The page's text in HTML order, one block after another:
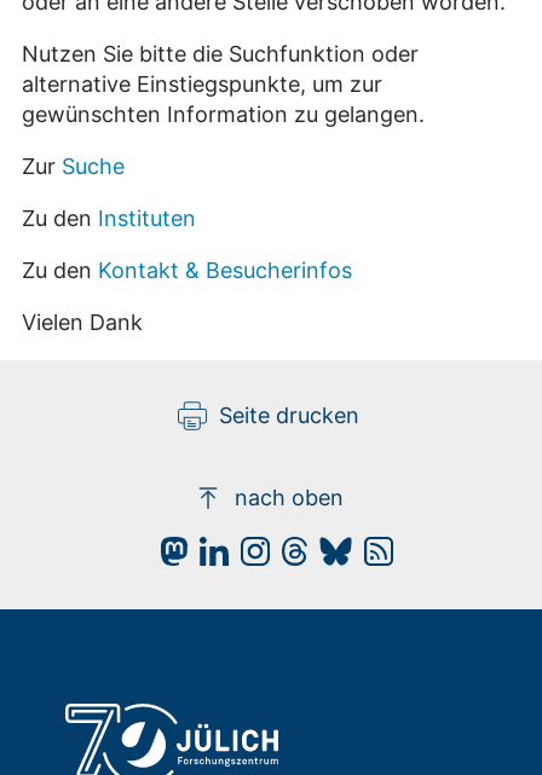
Nutzen Sie bitte die Suchfunktion oder
alternative Einstiegspunkte, um zur
gewünschten Information zu gelangen.
Zur Suche
Zu den Instituten
Zu den Kontakt & Besucherinfos
Vielen Dank
Seite drucken
nach oben